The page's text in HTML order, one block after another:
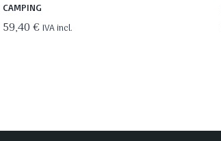
CAMPING
59,40€ IVA incl.